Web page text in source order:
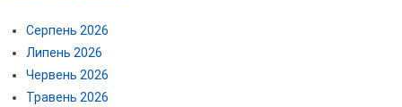
Серпень 2026
Липень 2026
Червень 2026
Травень 2026